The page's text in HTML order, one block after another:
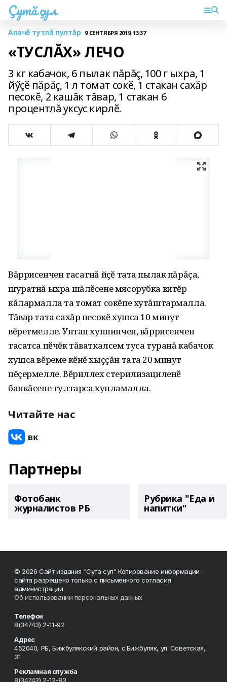
Çутă çул
Апачĕ тутлă пултăр 9 СЕНТЯБРЯ 2019, 13:37
«ТУСЛĂХ» ЛЕЧО
3 кг кабачок, 6 пылак пăрăç, 100 г ыхра, 1
йӳçӗ пăрăç, 1 л томат сокӗ, 1 стакан сахăр
песокӗ, 2 кашăк тăвар, 1 стакан 6
процентлă уксус кирлӗ.
Вăррисенчен тасатнă йӳçӗ тата пылак пăрăçа,
шуратнă ыхра шăлӗсене мясорубка витӗр
кăлармалла та томат сокӗпе хутăштармалла.
Тăвар тата сахăр песокӗ хушса 10 минут
вӗретмелле. Унтан хуппинчен, вăррисенчен
тасатса пӗчӗк тăваткалсем туса туранă кабачок
хушса вӗреме кӗнӗ хыççăн тата 20 минут
пӗçермелле. Вӗриллех стерилизациленӗ
банкăсене тултарса хупламалла.
Читайте нас
Партнеры
Фотобанк
журналистов РБ
Рубрика "Еда и
напитки"
© 2026 Сайт издания "Сута сул" Копирование информации
сайта разрешено только с письменного согласия
администрации.
Об использовании персональных данных
Телефон
8(34743) 2-11-92
Адрес
452040, РБ, Бижбулякский район, с.Бижбуляк, ул. Советская,
31
Рекламная служба
8(34743) 2-12-83